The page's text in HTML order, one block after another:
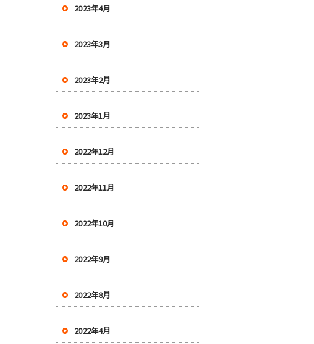
2023年4月
2023年3月
2023年2月
2023年1月
2022年12月
2022年11月
2022年10月
2022年9月
2022年8月
2022年4月